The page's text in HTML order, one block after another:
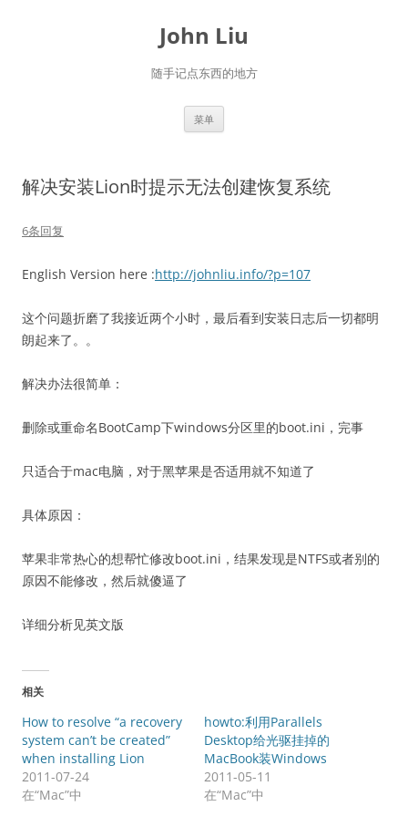
John Liu
随手记点东西的地方
菜单
解决安装Lion时提示无法创建恢复系统
6条回复
English Version here :http://johnliu.info/?p=107
这个问题折磨了我接近两个小时，最后看到安装日志后一切都明
朗起来了。。
解决办法很简单：
删除或重命名BootCamp下windows分区里的boot.ini，完事
只适合于mac电脑，对于黑苹果是否适用就不知道了
具体原因：
苹果非常热心的想帮忙修改boot.ini，结果发现是NTFS或者别的
原因不能修改，然后就傻逼了
详细分析见英文版
相关
How to resolve “a recovery
system can’t be created”
when installing Lion
2011-07-24
在“Mac”中
howto:利用Parallels
Desktop给光驱挂掉的
MacBook装Windows
2011-05-11
在“Mac”中